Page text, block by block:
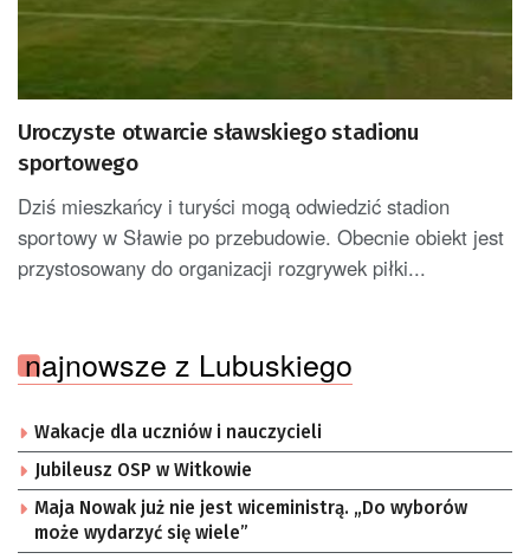
Uroczyste otwarcie sławskiego stadionu
sportowego
Dziś mieszkańcy i turyści mogą odwiedzić stadion
sportowy w Sławie po przebudowie. Obecnie obiekt jest
przystosowany do organizacji rozgrywek piłki...
najnowsze z Lubuskiego
Wakacje dla uczniów i nauczycieli
Jubileusz OSP w Witkowie
Maja Nowak już nie jest wiceministrą. „Do wyborów
może wydarzyć się wiele”